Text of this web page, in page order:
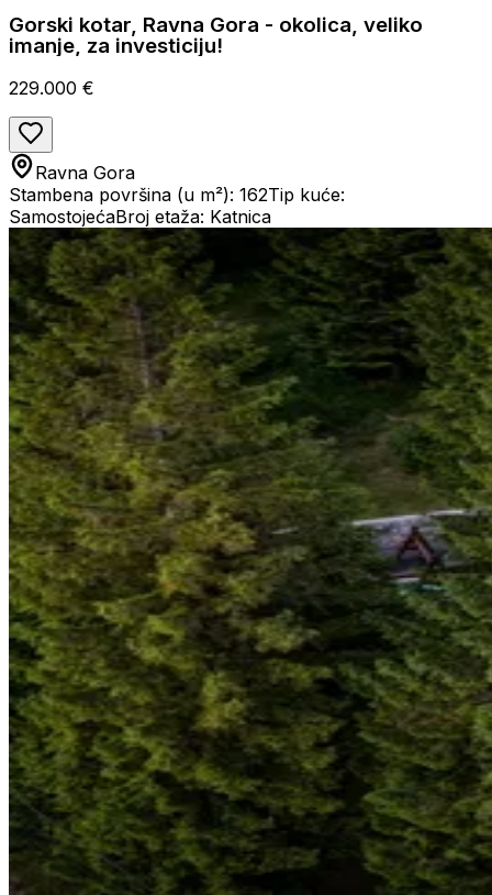
Gorski kotar, Ravna Gora - okolica, veliko
imanje, za investiciju!
229.000 €
Ravna Gora
Stambena površina (u m²): 162Tip kuće:
SamostojećaBroj etaža: Katnica